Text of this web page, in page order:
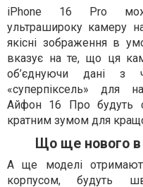
iPhone 16 Pro
ультрашироку камеру
якісні зображення в
вказує на те, що ця
об’єднуючи дані з
«суперпіксель» для
Айфон 16 Про будуть
кратним зумом для
Що ще нового
А ще моделі
корпусом, будуть